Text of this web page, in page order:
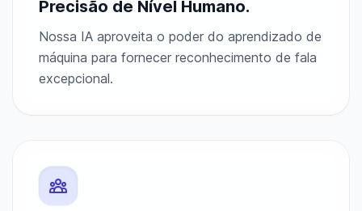
Precisão de Nível Humano.
Nossa IA aproveita o poder do aprendizado de
máquina para fornecer reconhecimento de fala
excepcional.